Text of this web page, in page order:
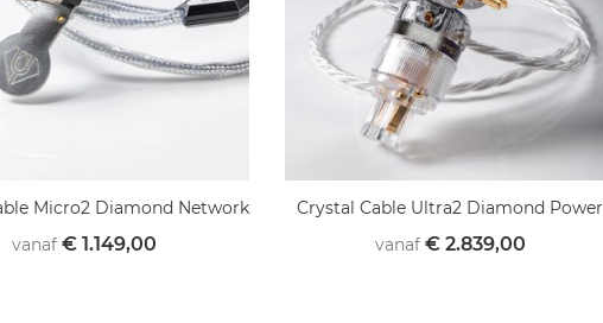
Micro2 Diamond Network
vanaf € 1.149,00
Crystal Cable Ultra2 Diamond Power
vanaf € 2.839,00